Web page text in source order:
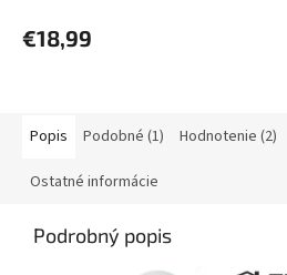
€18,99
Popis Podobné (1) Hodnotenie (2)
Ostatné informácie
Podrobný popis